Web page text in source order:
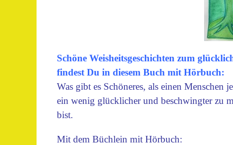
Schöne Weisheitsgeschichten zum
findest Du in diesem Buch mit Hörbuch:
Was gibt es Schöneres, als einen Menschen
ein wenig glücklicher und beschwingter zu
bist.
Mit dem Büchlein mit Hörbuch: